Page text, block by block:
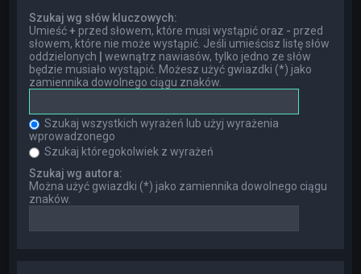
Szukaj wg słów kluczowych:
Umieść+ przed słowem, które musi wystąpić oraz - przed
słowem, które nie może wystąpić. Jeśli umieścisz listę słów
oddzielonych
wewnątrz nawiasów, tylko jedno ze słów
będzie musiało wystąpić. Możesz użyć gwiazdki (*) jako
zamiennika dowolnego ciągu znaków.
Szukaj wszystkich wyrażeń lub użyj wyrażenia
wprowadzonego
Szukaj któregokolwiek z wyrażeń
Szukaj wg autora:
Można użyć gwiazdki (*) jako zamiennika dowolnego ciągu
znaków.